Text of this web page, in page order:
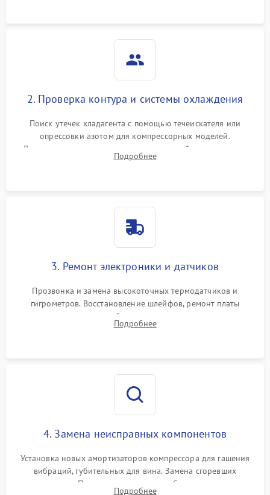
2. Проверка контура и системы охлаждения
Поиск утечек хладагента с помощью течеискателя или
опрессовки азотом для компрессорных моделей.
Диагностика термоэлектрических модулей, радиаторов и
кулеров на предмет перегрева или выхода из строя.
Подробнее
3. Ремонт электроники и датчиков
Прозвонка и замена высокоточных термодатчиков и
гигрометров. Восстановление шлейфов, ремонт платы
управления, отвечающей за поддержание микроклимата.
Проверка систем защиты от УФ-излучения и подсветки.
Подробнее
4. Замена неисправных компонентов
Установка новых амортизаторов компрессора для гашения
вибраций, губительных для вина. Замена сгоревших
элементов Пельтье, вентиляторов обдува, угольных
Подробнее